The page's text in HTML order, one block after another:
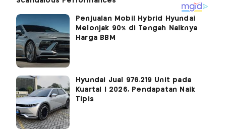
Penjualan Mobil Hybrid Hyundai
Melonjak 90% di Tengah Naiknya
Harga BBM
Hyundai Jual 976.219 Unit pada
Kuartal I 2026, Pendapatan Naik
Tipis